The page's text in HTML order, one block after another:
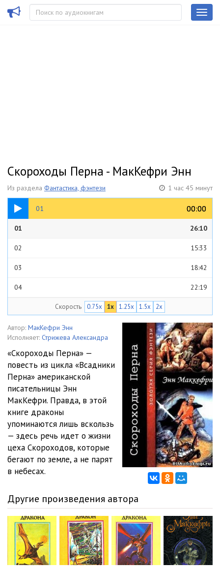
Скороходы Перна - МакКефри Энн
Из раздела Фантастика, фэнтези 1 час 45 минут
01 00:00
00:00
26:10
01 26:10
02 15:33
03 18:42
04 22:19
Скорость 0.75x 1x 1.25x 1.5x 2x
Автор: МакКефри Энн
Исполняет: Стрижева Александра
«Скороходы Перна» —
повесть из цикла «Всадники
Перна» американской
писательницы Энн
МакКефри. Правда, в этой
книге драконы
упоминаются лишь вскользь
— здесь речь идет о жизни
цеха Скороходов, которые
бегают по земле, а не парят
в небесах.
Другие произведения автора